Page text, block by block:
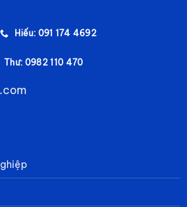
Hiếu: 091 174 4692
Thư: 0982 110 470